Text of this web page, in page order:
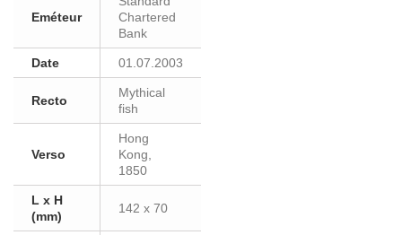
Eméteur
Chartered
Bank
Date 01.07.2003
Recto
Mythical
fish
Verso
Hong
Kong,
1850
L x H
(mm)
142 x 70